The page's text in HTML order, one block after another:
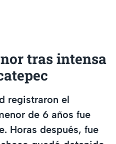
tras intensa
registraron el
de 6 años fue
Horas después, fue